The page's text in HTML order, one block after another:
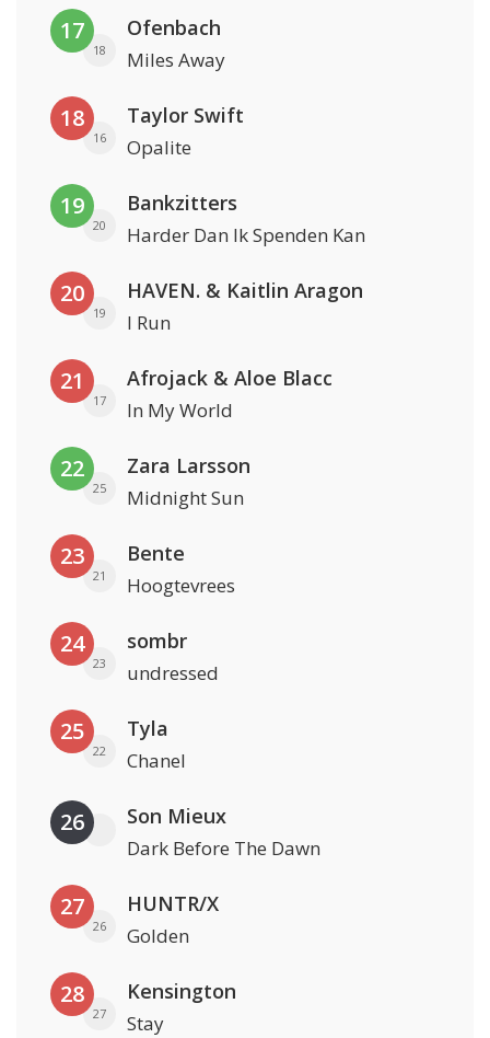
17
18
Ofenbach
Miles Away
18
16
Taylor Swift
Opalite
19
20
Bankzitters
Harder Dan Ik Spenden Kan
20
19
HAVEN. & Kaitlin Aragon
I Run
21
17
Afrojack & Aloe Blacc
In My World
22
25
Zara Larsson
Midnight Sun
23
21
Bente
Hoogtevrees
24
23
sombr
undressed
25
22
Tyla
Chanel
26 Son Mieux
Dark Before The Dawn
27
26
HUNTR/X
Golden
28
27
Kensington
Stay